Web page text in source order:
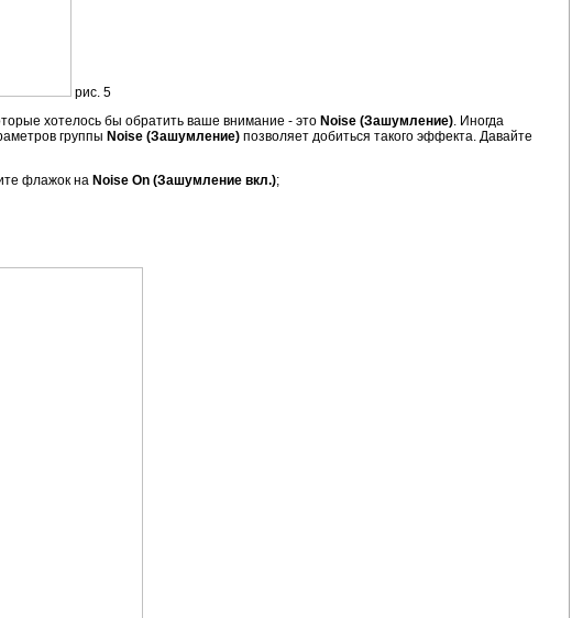
рис. 5
хотелось бы обратить ваше внимание - это Noise (Зашумление) . Иногда
группы Noise (Зашумление) позволяет добиться такого эффекта. Давайте
флажок на Noise On (Зашумление вкл.);